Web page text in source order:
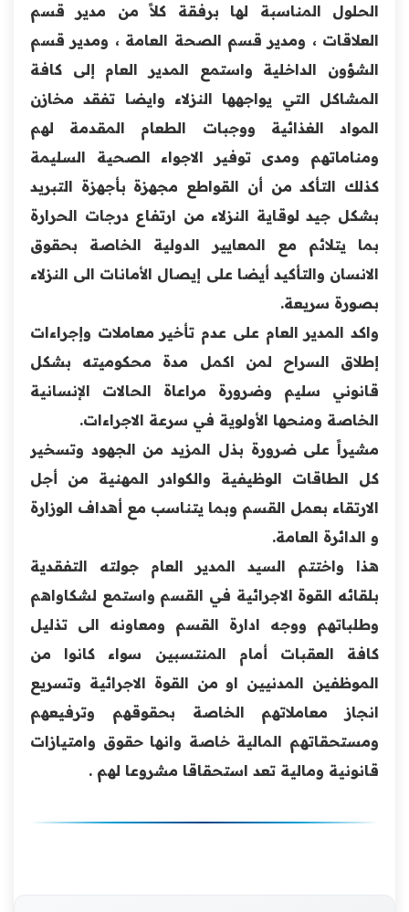
الحلول المناسبة لها برفقة كلاً من مدير قسم
العلاقات ، ومدير قسم الصحة العامة ، ومدير قسم
الشؤون الداخلية واستمع المدير العام إلى كافة
المشاكل التي يواجهها النزلاء وايضا تفقد مخازن
المواد الغذائية ووجبات الطعام المقدمة لهم
ومناماتهم ومدى توفير الاجواء الصحية السليمة
كذلك التأكد من أن القواطع مجهزة بأجهزة التبريد
بشكل جيد لوقاية النزلاء من ارتفاع درجات الحرارة
بما يتلائم مع المعايير الدولية الخاصة بحقوق
الانسان والتأكيد أيضا على إيصال الأمانات الى النزلاء
بصورة سريعة.
واكد المدير العام على عدم تأخير معاملات وإجراءات
إطلاق السراح لمن اكمل مدة محكوميته بشكل
قانوني سليم وضرورة مراعاة الحالات الإنسانية
الخاصة ومنحها الأولوية في سرعة الاجراءات.
مشيراً على ضرورة بذل المزيد من الجهود وتسخير
كل الطاقات الوظيفية والكوادر المهنية من أجل
الارتقاء بعمل القسم وبما يتناسب مع أهداف الوزارة
و الدائرة العامة.
هذا واختتم السيد المدير العام جولته التفقدية
بلقائه القوة الاجرائية في القسم واستمع لشكاواهم
وطلباتهم ووجه ادارة القسم ومعاونه الى تذليل
كافة العقبات أمام المنتسبين سواء كانوا من
الموظفين المدنيين او من القوة الاجرائية وتسريع
انجاز معاملاتهم الخاصة بحقوقهم وترفيعهم
ومستحقاتهم المالية خاصة وانها حقوق وامتيازات
قانونية ومالية تعد استحقاقا مشروعا لهم .